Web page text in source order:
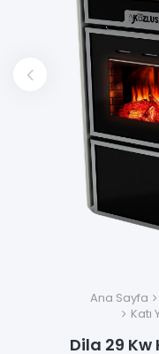
Ana Sayfa
Katı
Dila 29 Kw